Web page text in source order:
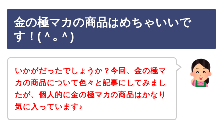
金の極マカの商品はめちゃいいで
す！(＾｡＾)
いかがだったでしょうか？今回、金の極マ
カの商品について色々と記事にしてみまし
たが、個人的に金の極マカの商品はかなり
気に入っています♪